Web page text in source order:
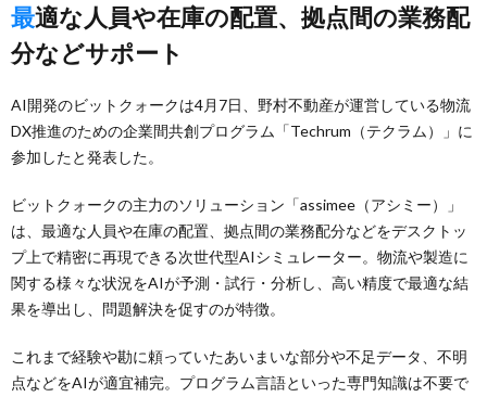
最適な人員や在庫の配置、拠点間の業務配
分などサポート
AI開発のビットクォークは4月7日、野村不動産が運営している物流
DX推進のための企業間共創プログラム「Techrum（テクラム）」に
参加したと発表した。
ビットクォークの主力のソリューション「assimee（アシミー）」
は、最適な人員や在庫の配置、拠点間の業務配分などをデスクトッ
プ上で精密に再現できる次世代型AIシミュレーター。物流や製造に
関する様々な状況をAIが予測・試行・分析し、高い精度で最適な結
果を導出し、問題解決を促すのが特徴。
これまで経験や勘に頼っていたあいまいな部分や不足データ、不明
点などをAIが適宜補完。プログラム言語といった専門知識は不要で